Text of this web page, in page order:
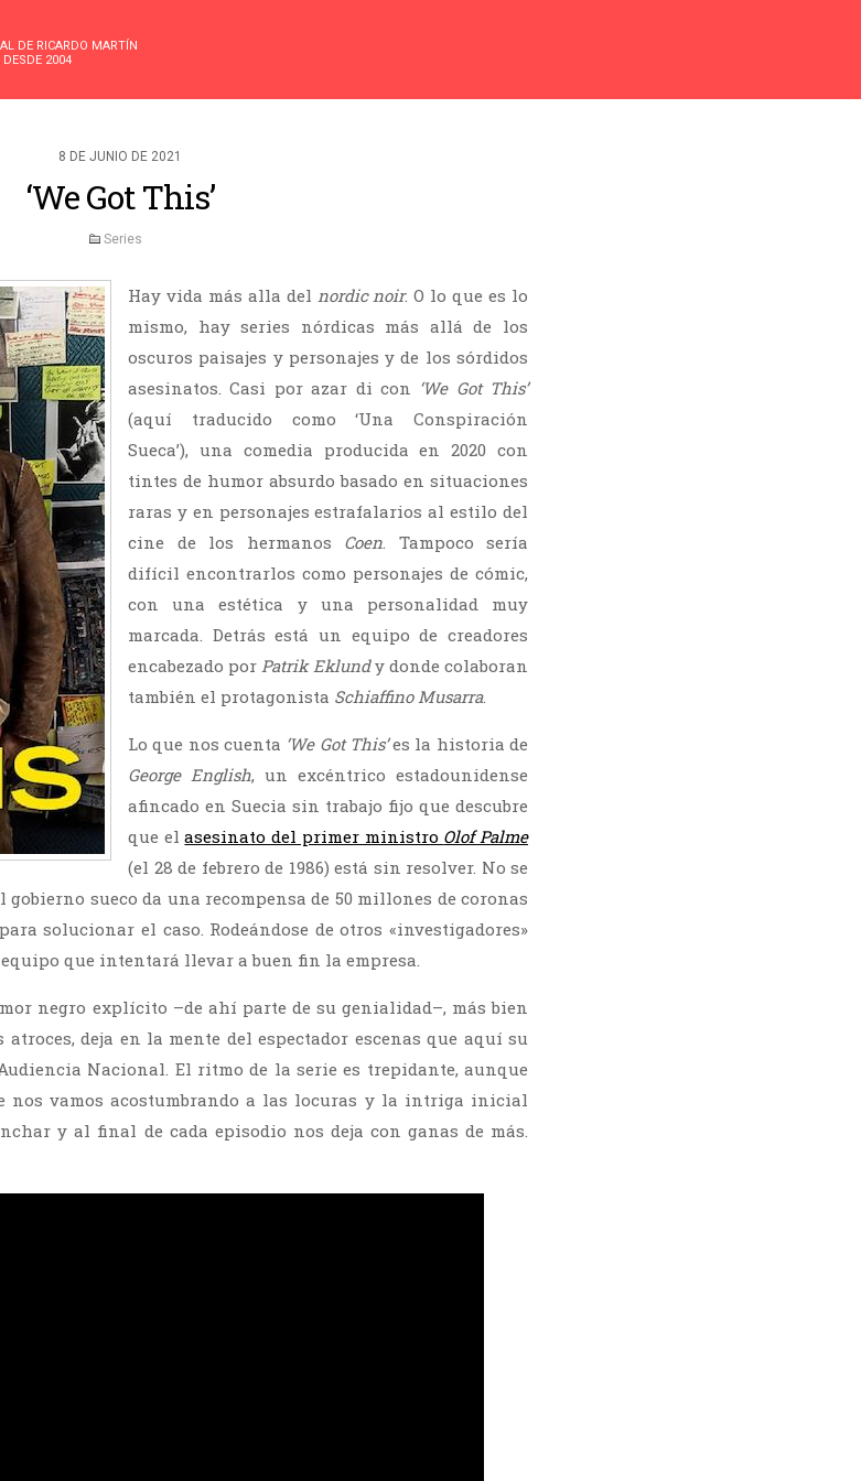
DE RICARDO MARTÍN
2004
8 DE JUNIO DE 2021
‘We Got This’
Series
Hay vida más alla del nordic noir. O lo que es lo
mismo, hay series nórdicas más allá de los
oscuros paisajes y personajes y de los sórdidos
asesinatos. Casi por azar di con ‘We Got This’
(aquí traducido como ‘Una Conspiración
Sueca’), una comedia producida en 2020 con
tintes de humor absurdo basado en situaciones
raras y en personajes estrafalarios al estilo del
cine de los hermanos Coen. Tampoco sería
difícil encontrarlos como personajes de cómic,
con una estética y una personalidad muy
marcada. Detrás está un equipo de creadores
encabezado porPatrik Eklundy donde colaboran
también el protagonista Schiaffino Musarra.
Lo que nos cuenta ‘We Got This’es la historia de
George English, un excéntrico estadounidense
afincado en Suecia sin trabajo fijo que descubre
que elasesinato del primer ministro Olof Palme
(el 28 de febrero de 1986) está sin resolver. No se
gobierno sueco da una recompensa de 50 millones de coronas
solucionar el caso. Rodeándose de otros «investigadores»
que intentará llevar a buen fin la empresa.
negro explícito –de ahí parte de su genialidad–, más bien
deja en la mente del espectador escenas que aquí su
Nacional. El ritmo de la serie es trepidante, aunque
nos vamos acostumbrando a las locuras y la intriga inicial
y al final de cada episodio nos deja con ganas de más.